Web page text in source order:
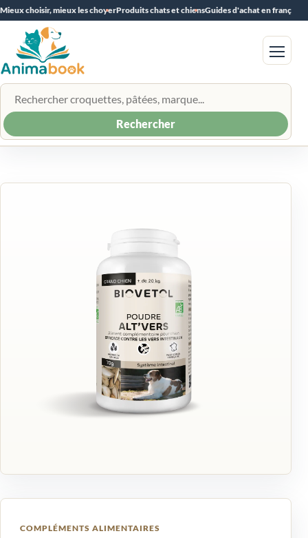
Mieux choisir, mieux les choyerProduits chats et chiensGuides d'achat en français
Rechercher un produit
Rechercher
Menu
COMPLÉMENTS ALIMENTAIRES